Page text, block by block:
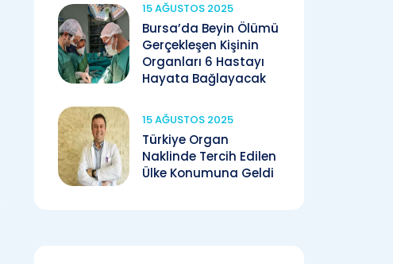
15 AĞUSTOS 2025
Bursa’da Beyin Ölümü
Gerçekleşen Kişinin
Organları 6 Hastayı
Hayata Bağlayacak
15 AĞUSTOS 2025
Türkiye Organ
Naklinde Tercih Edilen
Ülke Konumuna Geldi